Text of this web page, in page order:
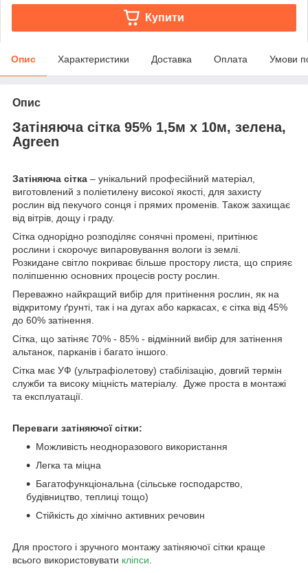
Купити
Опис Характеристики Доставка Оплата Умови
Опис
Затіняюча сітка 95% 1,5м х 10м, зелена,
Agreen
Затіняюча сітка – унікальний професійний матеріал,
виготовлений з поліетилену високої якості, для захисту
рослин від пекучого сонця і прямих променів. Також захищає
від вітрів, дощу і граду.
Сітка однорідно розподіляє сонячні промені, притінює
рослини і скорочує випаровування вологи із землі.
Розкидане світло покриває більше простору листа, що сприяє
поліпшенню основних процесів росту рослин.
Переважно найкращий вибір для притінення рослин, як на
відкритому ґрунті, так і на дугах або каркасах, є сітка від 45%
до 60% затінення.
Сітка, що затіняє 70% - 85% - відмінний вибір для затінення
альтанок, парканів і багато іншого.
Сітка має УФ (ультрафіолетову) стабілізацію, довгий термін
служби та високу міцність матеріалу. Дуже проста в монтажі
та експлуатації.
Переваги затіняючої сітки:
Можливість неодноразового використання
Легка та міцна
Багатофункціональна (сільське господарство,
будівництво, теплиці тощо)
Стійкість до хімічно активних речовин
Для простого і зручного монтажу затіняючої сітки краще
всього використовувати кліпси.